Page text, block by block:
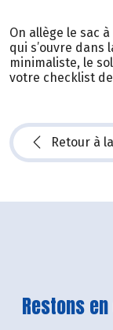
On allège le sac
qui s’ouvre dans
minimaliste, le
votre checklist de
Retour à
Restons